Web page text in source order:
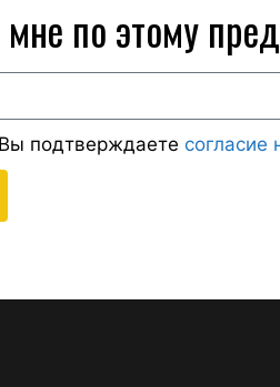
мне по этому
подтверждаете согласие